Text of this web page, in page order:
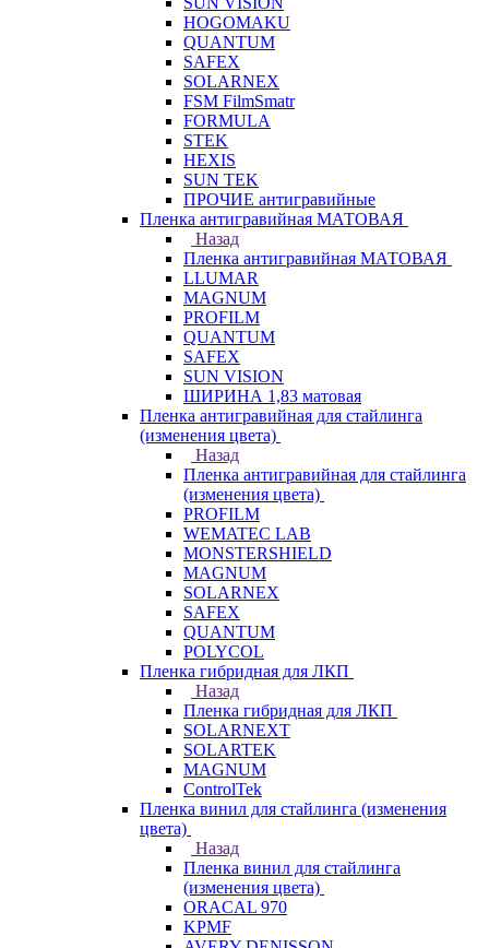
HOGOMAKU
QUANTUM
SAFEX
SOLARNEX
FSM FilmSmatr
FORMULA
STEK
HEXIS
SUN TEK
ПРОЧИЕ антигравийные
Пленка антигравийная МАТОВАЯ
Назад
Пленка антигравийная МАТОВАЯ
LLUMAR
MAGNUM
PROFILM
QUANTUM
SAFEX
SUN VISION
ШИРИНА 1,83 матовая
Пленка антигравийная для стайлинга
(изменения цвета)
Назад
Пленка антигравийная для стайлинга
(изменения цвета)
PROFILM
WEMATEC LAB
MONSTERSHIELD
MAGNUM
SOLARNEX
SAFEX
QUANTUM
POLYCOL
Пленка гибридная для ЛКП
Назад
Пленка гибридная для ЛКП
SOLARNEXT
SOLARTEK
MAGNUM
ControlTek
Пленка винил для стайлинга (изменения
цвета)
Назад
Пленка винил для стайлинга
(изменения цвета)
ORACAL 970
KPMF